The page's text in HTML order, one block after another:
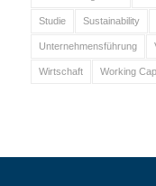
Studie Sustainability
Unternehmensführung
Wirtschaft Working